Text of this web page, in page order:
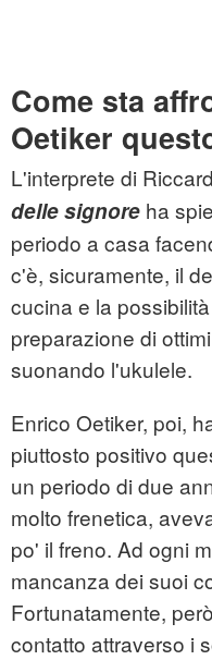
Come sta
Oetiker
L'interprete di
delle signore ha
periodo a casa
c'è, sicuramente, il
cucina e la
preparazione di
suonando l'ukulele.
Enrico Oetiker, poi,
piuttosto positivo
un periodo di due
molto frenetica,
po' il freno. Ad ogni
mancanza dei suoi
Fortunatamente,
contatto attraverso i